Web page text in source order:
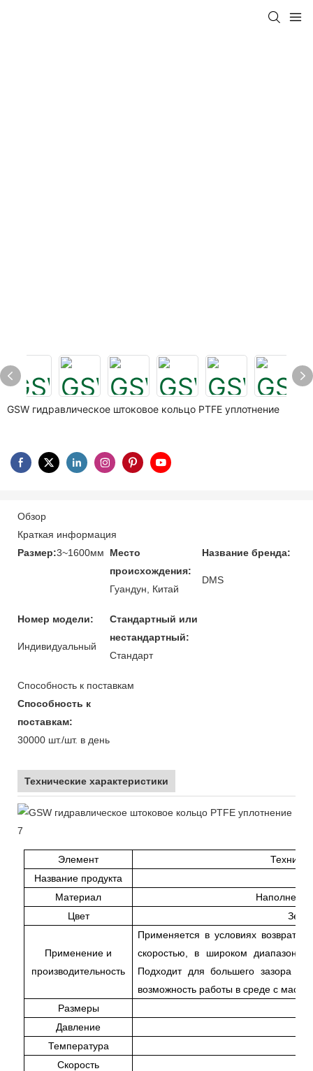
GSW гидравлическое штоковое кольцо PTFE уплотнение
Обзор
Краткая информация
Размер:3~1600мм
Место
происхождения:
Гуандун, Китай
Название бренда:
DMS
Номер модели:
Индивидуальный
Стандартный или
нестандартный:
Стандарт
Способность к поставкам
Способность к
поставкам:
30000 шт./шт. в день
Технические характеристики
Элемент
Название продукта
Материал
Цвет
Применение и
производительность
Применяется в условиях
скоростью, в широком диапазоне
Подходит для большего зазора
возможность работы в среде с
Размеры
Давление
Температура
Скорость